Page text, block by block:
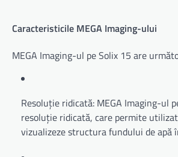
Caracteristicile MEGA Imaging-ului
MEGA Imaging-ul pe Solix 15 are
Resoluție ridicată: MEGA Imaging-ul
resoluție ridicată, care permite
vizualizeze structura fundului de apă